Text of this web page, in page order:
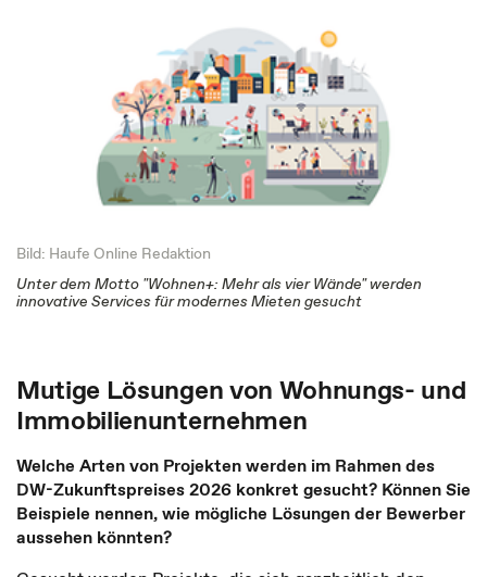
Bild: Haufe Online Redaktion
Unter dem Motto "Wohnen+: Mehr als vier Wände" werden
innovative Services für modernes Mieten gesucht
Mutige Lösungen von Wohnungs- und
Immobilienunternehmen
Welche Arten von Projekten werden im Rahmen des
DW-Zukunftspreises 2026 konkret gesucht? Können Sie
Beispiele nennen, wie mögliche Lösungen der Bewerber
aussehen könnten?